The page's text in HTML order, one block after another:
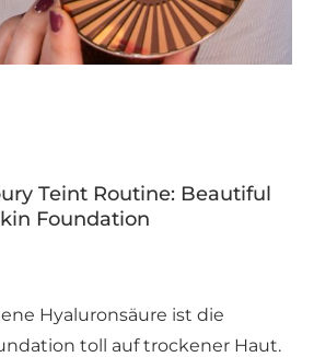
Teint Routine: Beautiful
Foundation
Hyaluronsäure ist die
toll auf trockener Haut.